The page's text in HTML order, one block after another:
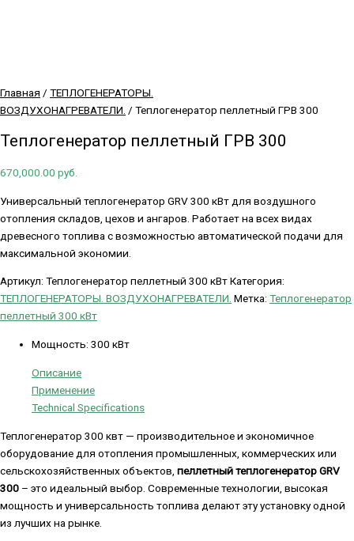
Главная / ТЕПЛОГЕНЕРАТОРЫ.
ВОЗДУХОНАГРЕВАТЕЛИ. / Теплогенератор пеллетный ГРВ 300
Теплогенератор пеллетный ГРВ 300
670,000.00 руб.
Универсальный теплогенератор GRV 300 кВт для воздушного
отопления складов, цехов и ангаров. Работает на всех видах
древесного топлива с возможностью автоматической подачи для
максимальной экономии.
Артикул: Теплогенератор пеллетный 300 кВтКатегория:
ТЕПЛОГЕНЕРАТОРЫ. ВОЗДУХОНАГРЕВАТЕЛИ. Метка: Теплогенератор
пеллетный 300 кВт
Мощность: 300 кВт
Описание
Применение
Technical Specifications
Теплогенератор 300 квт — производительное и экономичное
оборудование для отопления промышленных, коммерческих или
сельскохозяйственных объектов, пеллетный теплогенератор GRV
300 – это идеальный выбор. Современные технологии, высокая
мощность и универсальность топлива делают эту установку одной
из лучших на рынке.